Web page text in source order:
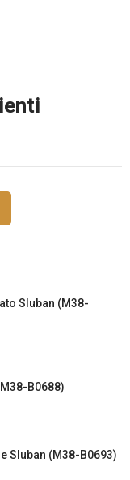
Sluban (M38-
B0688)
Sluban (M38-B0693)